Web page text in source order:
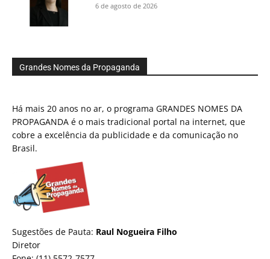
6 de agosto de 2026
Grandes Nomes da Propaganda
Há mais 20 anos no ar, o programa GRANDES NOMES DA
PROPAGANDA é o mais tradicional portal na internet, que
cobre a excelência da publicidade e da comunicação no
Brasil.
Sugestões de Pauta: Raul Nogueira Filho
Diretor